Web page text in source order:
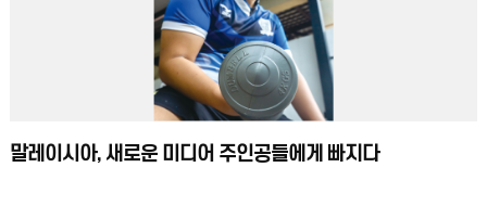
말레이시아, 새로운 미디어 주인공들에게 빠지다